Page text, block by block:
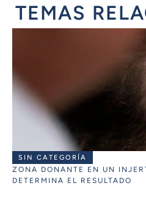
TEMAS
SIN CATEGORÍA
ZONA DONANTE EN UN
DETERMINA EL RESULTADO